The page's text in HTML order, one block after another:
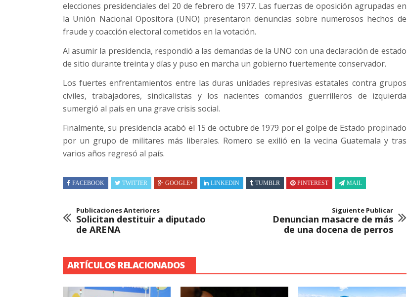
elecciones presidenciales del 20 de febrero de 1977. Las fuerzas de oposición agrupadas en
la Unión Nacional Opositora (UNO) presentaron denuncias sobre numerosos hechos de
fraude y coacción electoral cometidos en la votación.
Al asumir la presidencia, respondió a las demandas de la UNO con una declaración de estado
de sitio durante treinta y días y puso en marcha un gobierno fuertemente conservador.
Los fuertes enfrentamientos entre las duras unidades represivas estatales contra grupos
civiles, trabajadores, sindicalistas y los nacientes comandos guerrilleros de izquierda
sumergió al país en una grave crisis social.
Finalmente, su presidencia acabó el 15 de octubre de 1979 por el golpe de Estado propinado
por un grupo de militares más liberales. Romero se exilió en la vecina Guatemala y tras
varios años regresó al país.
FACEBOOK TWITTER GOOGLE+ LINKEDIN TUMBLR PINTEREST MAIL
Publicaciones Anteriores
Solicitan destituir a diputado
de ARENA
Siguiente Publicar
Denuncian masacre de más
de una docena de perros
ARTÍCULOS RELACIONADOS